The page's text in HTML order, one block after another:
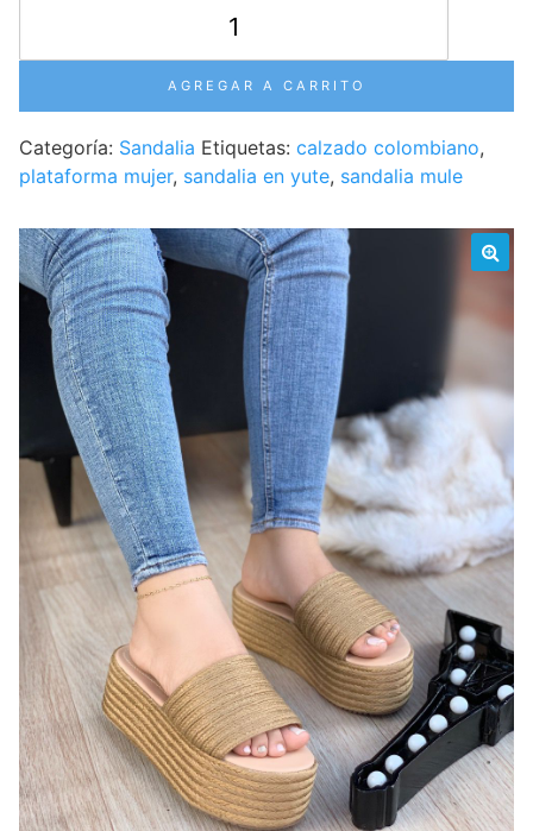
mule
plataforma
alta
Mujer
cantidad
AGREGAR A CARRITO
Categoría: Sandalia Etiquetas: calzado colombiano,
plataforma mujer, sandalia en yute, sandalia mule